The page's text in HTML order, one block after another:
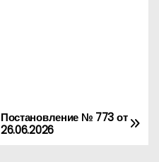
Постановление № 773 от
26.06.2026